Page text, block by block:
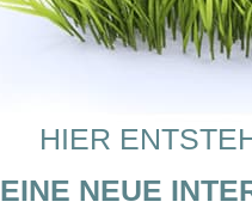
HIER
EINE NEUE